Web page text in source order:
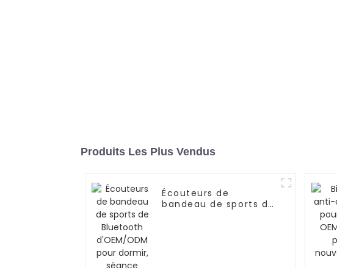
Produits Les Plus Vendus
Écouteurs de
bandeau de sports de